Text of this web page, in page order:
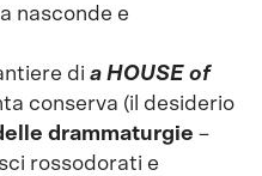
nasconde e
dia HOUSE of
conserva (il desiderio
drammaturgie –
rossodorati e